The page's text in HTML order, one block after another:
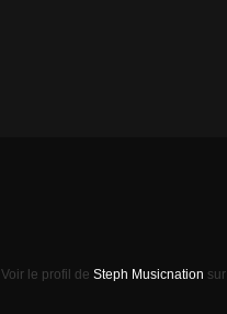
Voir le profil de Steph Musicnation